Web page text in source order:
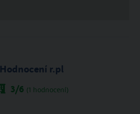
Hodnocení r.pl
3/6 (1 hodnocení)